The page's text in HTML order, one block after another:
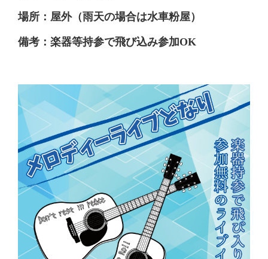
場所：屋外（雨天の場合は水車粉屋）
備考：楽器等持参で飛び込み参加OK